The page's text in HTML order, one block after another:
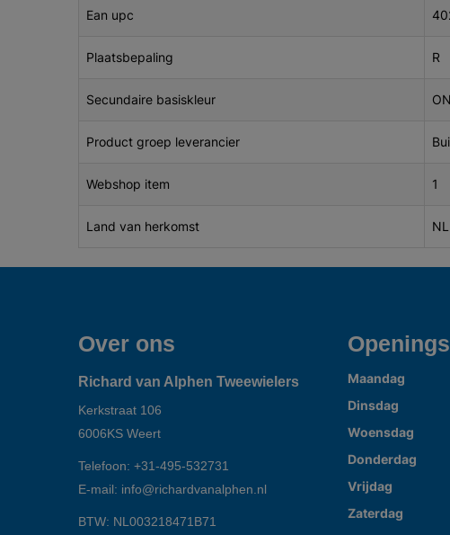
Ean upc
Plaatsbepaling R
Secundaire basiskleur
Product groep leverancier
Webshop item 1
Land van herkomst NL
Over ons
Richard van Alphen Tweewielers
Kerkstraat 106
6006KS Weert
Telefoon: +31-495-532731
E-mail: info@richardvanalphen.nl
BTW: NL003218471B71
Maandag
Dinsdag
Woensdag
Donderdag
Vrijdag
Zaterdag